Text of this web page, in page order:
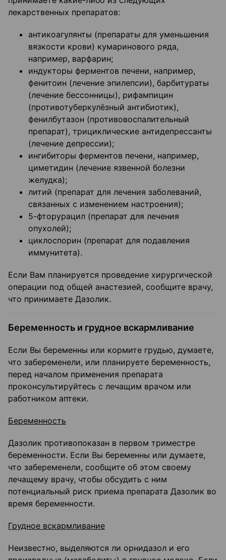
лекарственных препаратов:
антикоагулянты (препараты для уменьшения
вязкости крови) кумаринового ряда,
например, варфарин;
индукторы ферментов печени, например,
фенитоин (лечение эпилепсии), барбитураты
(лечение бессонницы), рифампицин
(противотуберкулёзный антибиотик),
фенилбутазон (противовоспалительный
препарат), трициклические антидепрессанты
(лечение депрессии);
ингибиторы ферментов печени, например,
циметидин (лечение язвенной болезни
желудка);
литий (препарат для лечения заболеваний,
связанных с изменением настроения);
5-фторурацил (препарат для лечения
опухолей);
циклоспорин (препарат для подавления
иммунитета).
Если Вам планируется проведение хирургической
операции под общей анастезией, сообщите врачу,
что принимаете Дазолик.
Беременность и грудное вскармливание
Если Вы беременны или кормите грудью, думаете,
что забеременели, или планируете беременность,
перед началом применения препарата
проконсультируйтесь с лечащим врачом или
работником аптеки.
Беременность
Дазолик противопоказан в первом триместре
беременности. Если Вы беременны или думаете,
что забеременели, сообщите об этом своему
лечащему врачу, чтобы обсудить с ним
потенциальный риск приема препарата Дазолик во
время беременности.
Грудное вскармливание
Неизвестно, выделяются ли орнидазол и его